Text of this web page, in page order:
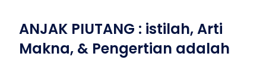
ANJAK PIUTANG : istilah, Arti
Makna, & Pengertian adalah